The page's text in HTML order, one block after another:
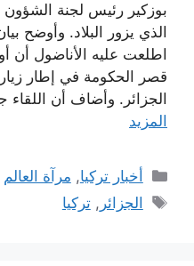
بوزكير رئيس لجنة الشؤون
الذي يزور البلاد. وأوضح
اطلعت عليه الأناضول أن
قصر الحكومة في إطار
الجزائر. وأضاف أن
المزيد
التصنيفات
أخبار تركيا, مرآة العالم
الوسوم
الجزائر ,تركيا